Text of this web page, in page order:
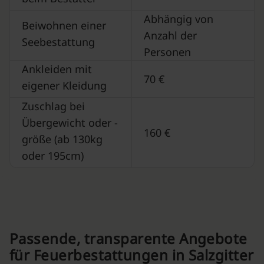
Beiwohnen einer
Seebestattung
Abhängig von
Anzahl der
Personen
Ankleiden mit
eigener Kleidung
70 €
Zuschlag bei
Übergewicht oder -
größe (ab 130kg
oder 195cm)
160 €
Passende, transparente Angebote
für Feuerbestattungen in Salzgitter